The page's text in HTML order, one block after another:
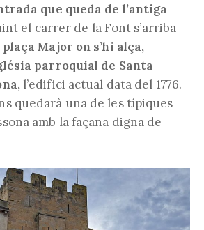
que queda de l’antiga
el carrer de la Font s’arriba
plaça Major on s’hi alça,
parroquial de Santa
l’edifici actual data del 1776.
quedarà una de les típiques
amb la façana digna de